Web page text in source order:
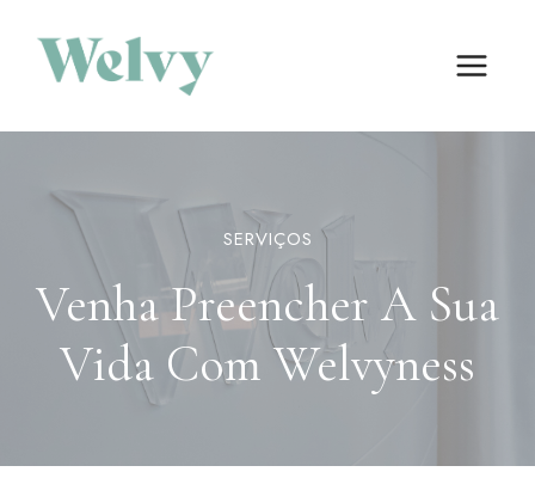
SERVIÇOS
Venha Preencher A Sua
Vida Com Welvyness